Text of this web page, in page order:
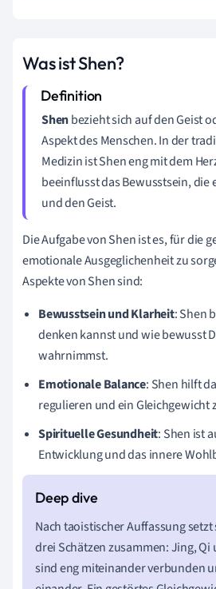
Was ist Shen?
Shenbezieht sich auf den Geist
Aspekt des Menschen. In der
Medizin ist Shen eng mit dem
beeinflusst das Bewusstsein, die
und den Geist.
Die Aufgabe von Shen ist es, für die
emotionale Ausgeglichenheit zu
Aspekte von Shen sind:
Bewusstsein und Klarheit: Shen
denken kannst und wie bewusst
wahrnimmst.
Emotionale Balance: Shen hilft
regulieren und ein Gleichgewicht
Spirituelle Gesundheit: Shen ist
Entwicklung und das innere
Nach taoistischer Auffassung setzt
drei Schätzen zusammen: Jing, Qi
sind eng miteinander verbunden